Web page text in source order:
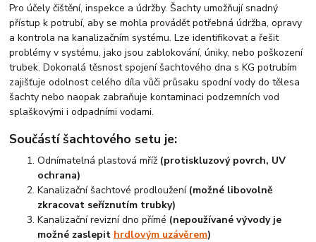
Pro účely čištění, inspekce a údržby. Šachty umožňují snadný
přístup k potrubí, aby se mohla provádět potřebná údržba, opravy
a kontrola na kanalizačním systému. Lze identifikovat a řešit
problémy v systému, jako jsou zablokování, úniky, nebo poškození
trubek. Dokonalá těsnost spojení šachtového dna s KG potrubím
zajišťuje odolnost celého díla vůči průsaku spodní vody do tělesa
šachty nebo naopak zabraňuje kontaminaci podzemních vod
splaškovými i odpadními vodami.
Součástí šachtového setu je:
Odnímatelná plastová mříž (protiskluzový povrch, UV
ochrana)
Kanalizační šachtové prodloužení (možné libovolně
zkracovat seříznutím trubky)
Kanalizační revizní dno přímé (nepoužívané vývody je
možné zaslepit hrdlovým uzávěrem)